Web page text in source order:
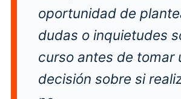
oportunidad de
dudas o inquietudes
curso antes de tomar
decisión sobre si